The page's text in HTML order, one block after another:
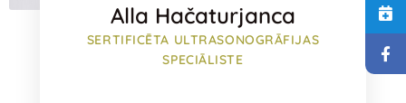
Alla Hačaturjanca
SERTIFICĒTA ULTRASONOGRĀFIJAS
SPECIĀLISTE